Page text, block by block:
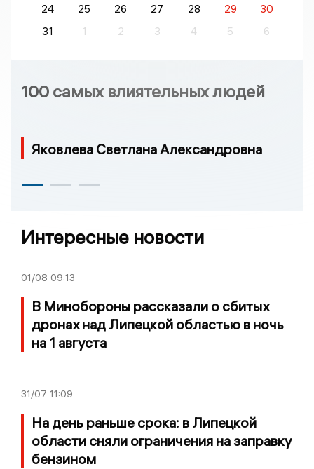
24
25 26 27 28 29
30
31
1 2 3 4 5 6
100 самых влиятельных людей
Яковлева Светлана Александровна
Интересные новости
01/08 09:13
В Минобороны рассказали о сбитых
дронах над Липецкой областью в ночь
на 1 августа
31/07 11:09
На день раньше срока: в Липецкой
области сняли ограничения на заправку
бензином